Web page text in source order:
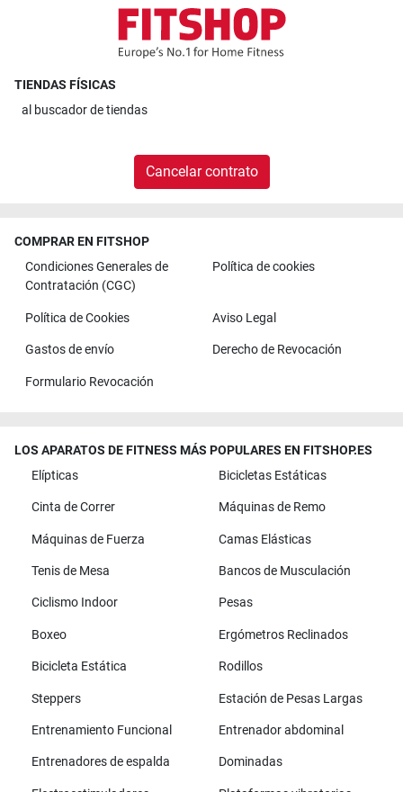
TIENDAS FÍSICAS
al buscador de tiendas
Cancelar contrato
COMPRAR EN FITSHOP
Condiciones Generales de
Contratación (CGC)
Política de cookies
Política de Cookies Aviso Legal
Gastos de envío Derecho de Revocación
Formulario Revocación
LOS APARATOS DE FITNESS MÁS POPULARES EN FITSHOP.ES
Elípticas
Bicicletas Estáticas
Cinta de Correr Máquinas de Remo
Máquinas de Fuerza Camas Elásticas
Tenis de Mesa Bancos de Musculación
Ciclismo Indoor Pesas
Boxeo Ergómetros Reclinados
Bicicleta Estática Rodillos
Steppers Estación de Pesas Largas
Entrenamiento Funcional Entrenador abdominal
Entrenadores de espalda Dominadas